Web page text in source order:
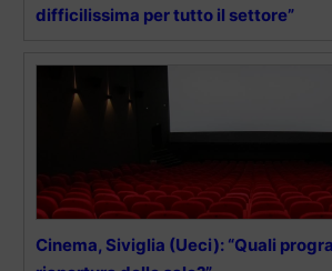
difficilissima per tutto il settore”
Cinema, Siviglia (Ueci): “Quali